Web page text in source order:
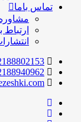
تماس باما
ارتباط